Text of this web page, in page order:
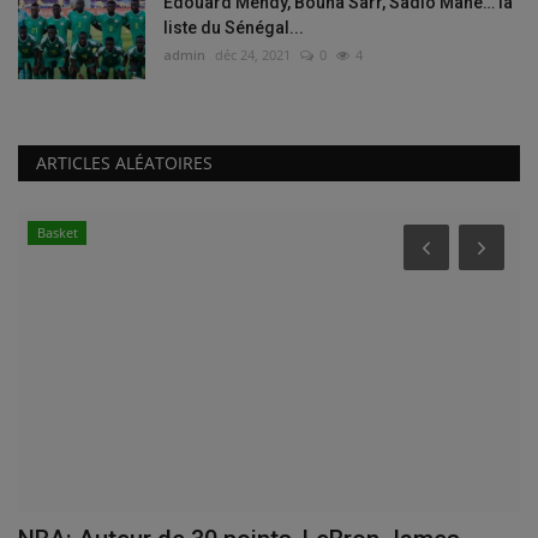
liste du Sénégal...
admin déc 24, 2021 0 4
ARTICLES ALÉATOIRES
Buzz de Sport